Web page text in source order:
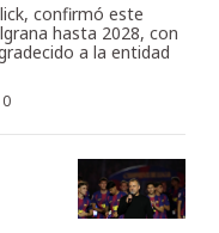
confirmó este
hasta 2028, con
a la entidad